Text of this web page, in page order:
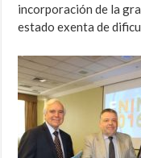
incorporación de la
estado exenta de